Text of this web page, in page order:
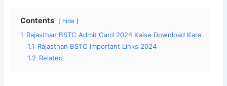
Contents hide
1 Rajasthan BSTC Admit Card 2024 Kaise Download Kare
1.1 Rajasthan BSTC Important Links 2024
1.2 Related